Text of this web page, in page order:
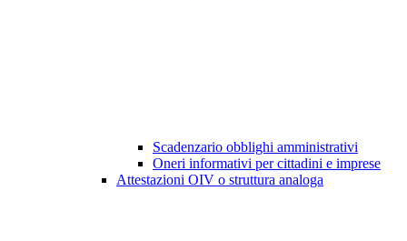
Scadenzario obblighi amministrativi
Oneri informativi per cittadini e imprese
Attestazioni OIV o struttura analoga